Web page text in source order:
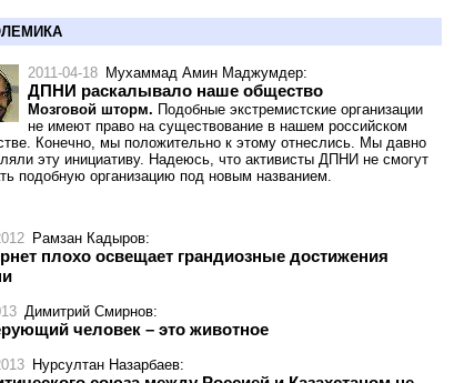
2011-04-18 Мухаммад Амин Маджумдер:
ДПНИ раскалывало наше общество
Мозговой шторм. Подобные экстремистские организации
не имеют право на существование в нашем российском
Конечно, мы положительно к этому отнеслись. Мы давно
эту инициативу. Надеюсь, что активисты ДПНИ не смогут
подобную организацию под новым названием.
Рамзан Кадыров:
плохо освещает грандиозные достижения
Димитрий Смирнов:
человек – это животное
Нурсултан Назарбаев: